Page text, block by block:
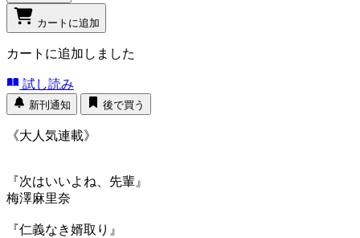
カートに追加
カートに追加しました
試し読み
新刊通知 後で買う
《大人気連載》
『次はいいよね、先輩』
梅澤麻里奈
『仁義なき婿取り』